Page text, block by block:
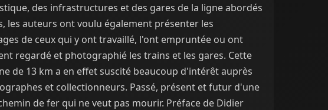
des infrastructures et des gares de la ligne abordés
les auteurs ont voulu également présenter les
de ceux qui y ont travaillé, l'ont empruntée ou ont
regardé et photographié les trains et les gares. Cette
de 13 km a en effet suscité beaucoup d'intérêt auprès
et collectionneurs. Passé, présent et futur d'une
de fer qui ne veut pas mourir. Préface de Didier